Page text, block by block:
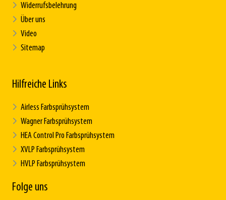
Widerrufsbelehrung
Über uns
Video
Sitemap
Hilfreiche Links
Airless Farbsprühsystem
Wagner Farbsprühsystem
HEA Control Pro Farbsprühsystem
XVLP Farbsprühsystem
HVLP Farbsprühsystem
Folge uns